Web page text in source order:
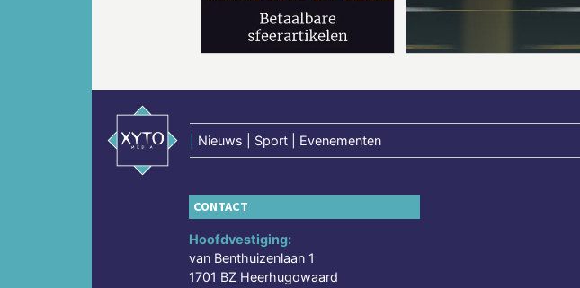
Nieuws | Sport | Evenementen
CONTACT
Hoofdvestiging:
van Benthuizenlaan 1
1701 BZ Heerhugowaard